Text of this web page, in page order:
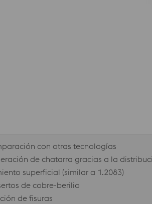
con otras tecnologías
de chatarra gracias a la
superficial (similar a 1.2083)
de cobre-berilio
de fisuras